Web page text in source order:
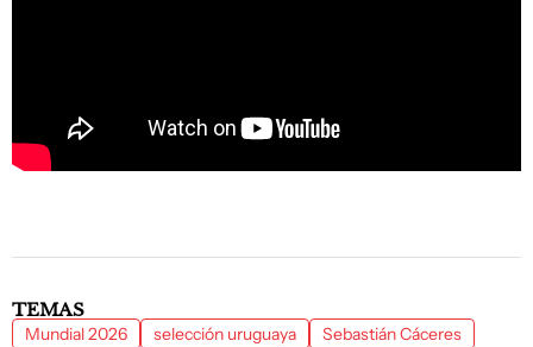
TEMAS
Mundial 2026 selección uruguaya
Sebastián Cáceres